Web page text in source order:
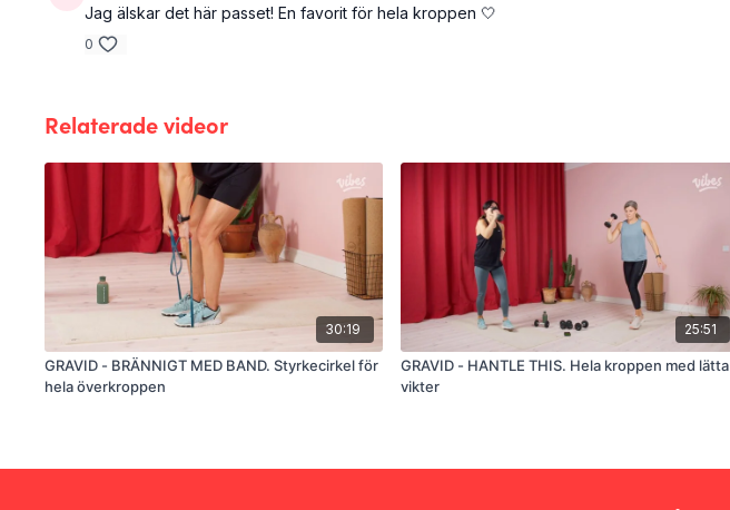
Jag älskar det här passet! En favorit för hela kroppen 🤍
0
Relaterade videor
30:19
GRAVID - BRÄNNIGT MED BAND. Styrkecirkel för
hela överkroppen
25:51
GRAVID - HANTLE THIS. Hela kroppen med lätta
vikter